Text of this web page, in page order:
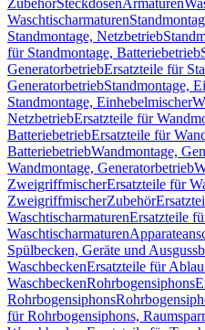
ZubehörSteckdosenArmaturen
Waschtischarmaturen
Standmontage, Netzbetrieb
für Standmontage, Batteriebetrieb
GeneratorbetriebErsatzteile für
GeneratorbetriebStandmontage,
Standmontage, Einhebelmischer
NetzbetriebErsatzteile für
BatteriebetriebErsatzteile für
BatteriebetriebWandmontage,
Wandmontage, Generatorbetrieb
ZweigriffmischerErsatzteile für
ZweigriffmischerZubehör
WaschtischarmaturenErsatzteile
Waschtischarmaturen
Spülbecken, Geräte und
WaschbeckenErsatzteile für
WaschbeckenRohrbogensiphons
Rohrbogensiphons
für Rohrbogensiphons,